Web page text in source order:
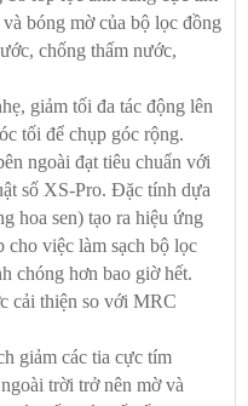
bóng mờ của bộ lọc đồng
chống thấm nước,
giảm tối đa tác động lên
tối để chụp góc rộng.
ngoài đạt tiêu chuẩn với
số XS-Pro. Đặc tính dựa
hoa sen) tạo ra hiệu ứng
việc làm sạch bộ lọc
chóng hơn bao giờ hết.
cải thiện so với MRC
giảm các tia cực tím
trời trở nên mờ và